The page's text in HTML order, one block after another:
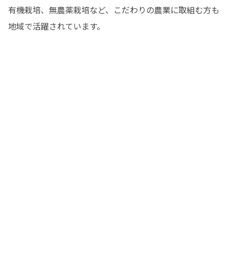
有機栽培、無農薬栽培など、こだわりの農業に取組む方も
地域で活躍されています。